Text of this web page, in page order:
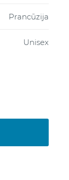
Prancūzija
Unisex